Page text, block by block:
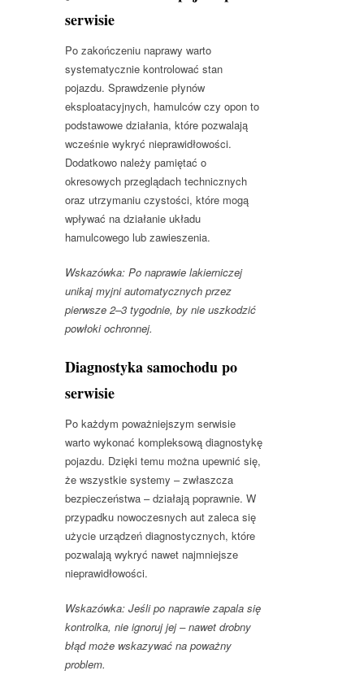
serwisie
Po zakończeniu naprawy warto
systematycznie kontrolować stan
pojazdu. Sprawdzenie płynów
eksploatacyjnych, hamulców czy opon to
podstawowe działania, które pozwalają
wcześnie wykryć nieprawidłowości.
Dodatkowo należy pamiętać o
okresowych przeglądach technicznych
oraz utrzymaniu czystości, które mogą
wpływać na działanie układu
hamulcowego lub zawieszenia.
Wskazówka: Po naprawie lakierniczej
unikaj myjni automatycznych przez
pierwsze 2–3 tygodnie, by nie uszkodzić
powłoki ochronnej.
Diagnostyka samochodu po
serwisie
Po każdym poważniejszym serwisie
warto wykonać kompleksową diagnostykę
pojazdu. Dzięki temu można upewnić się,
że wszystkie systemy – zwłaszcza
bezpieczeństwa – działają poprawnie. W
przypadku nowoczesnych aut zaleca się
użycie urządzeń diagnostycznych, które
pozwalają wykryć nawet najmniejsze
nieprawidłowości.
Wskazówka: Jeśli po naprawie zapala się
kontrolka, nie ignoruj jej – nawet drobny
błąd może wskazywać na poważny
problem.